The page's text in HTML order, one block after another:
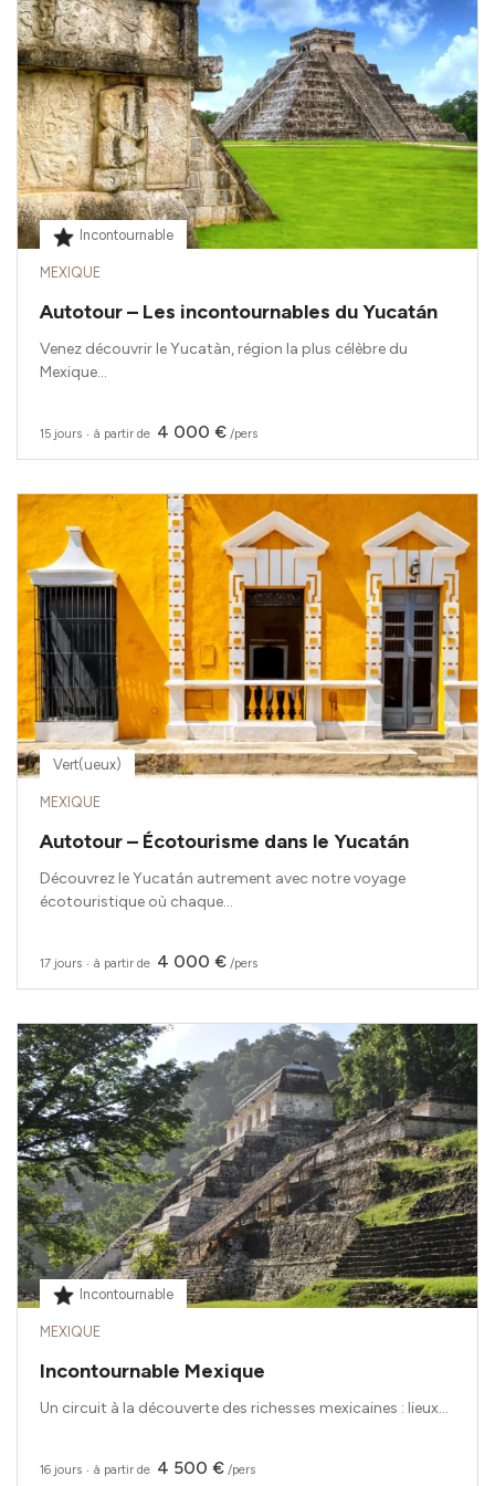
Incontournable
MEXIQUE
Autotour – Les incontournables du Yucatán
Venez découvrir le Yucatàn, région la plus célèbre du
Mexique...
15 jours ‧ à partir de 4 000 € /pers
Vert(ueux)
MEXIQUE
Autotour – Écotourisme dans le Yucatán
Découvrez le Yucatán autrement avec notre voyage
écotouristique où chaque...
17 jours ‧ à partir de 4 000 € /pers
Incontournable
MEXIQUE
Incontournable Mexique
Un circuit à la découverte des richesses mexicaines : lieux...
16 jours ‧ à partir de 4 500 € /pers